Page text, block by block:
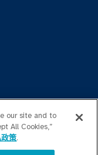
our site and to
All Cookies,”
政策.